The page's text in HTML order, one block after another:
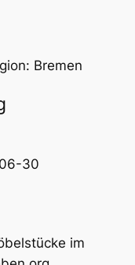
Bremen
30
im